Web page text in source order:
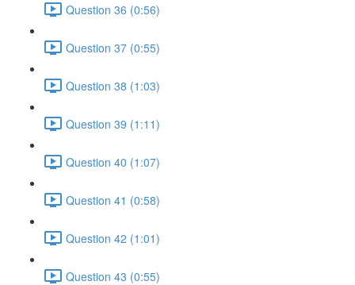
Question 36 (0:56)
Question 37 (0:55)
Question 38 (1:03)
Question 39 (1:11)
Question 40 (1:07)
Question 41 (0:58)
Question 42 (1:01)
Question 43 (0:55)